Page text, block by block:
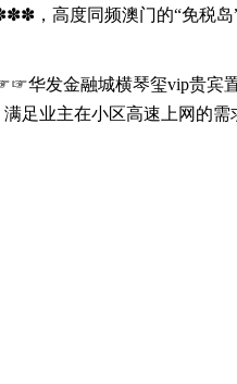
，高度同频澳门的“免税
华发金融城横琴玺vip贵宾
足业主在小区高速上网的需